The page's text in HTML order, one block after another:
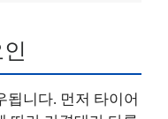
됩니다. 먼저 타이어